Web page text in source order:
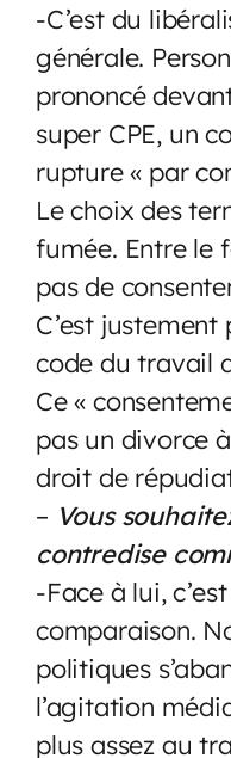
-C’est du
générale.
prononcé
super CPE, un
rupture « par
Le choix des
fumée. Entre le
pas de
C’est justement
code du travail
Ce «
pas un divorce
droit de
– Vous
contredise
-Face à lui,
comparaison.
politiques
l’agitation
plus assez au